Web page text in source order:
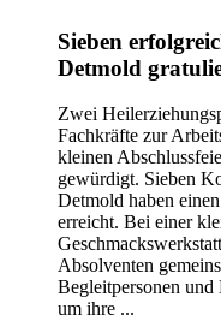
Sieben
Detmold
Zwei
Fachkräfte zur
kleinen
gewürdigt. Sieben
Detmold haben
erreicht. Bei einer
Absolventen
Begleitpersonen und
um ihre ...